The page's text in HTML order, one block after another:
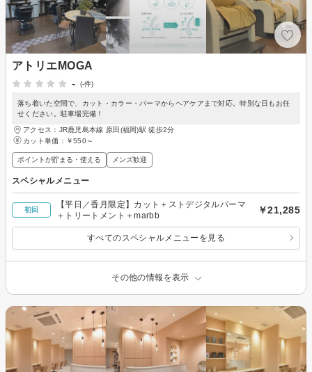
アトリエMOGA
-
(-件)
落ち着いた空間で、カット・カラー・パーマからヘアケアまで対応。特別な日もお任
せください。駐車場完備！
アクセス：JR鹿児島本線 原田(福岡)駅 徒歩2分
カット単価： ￥550～
ポイントが貯まる・使える メンズ歓迎
スペシャルメニュー
初回
【平日／香月限定】カット＋ストデジタルパーマ
＋トリートメント＋marbb
￥21,285
すべてのスペシャルメニューを見る
その他の情報を表示